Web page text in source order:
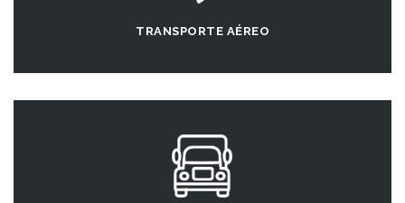
TRANSPORTE AÉREO